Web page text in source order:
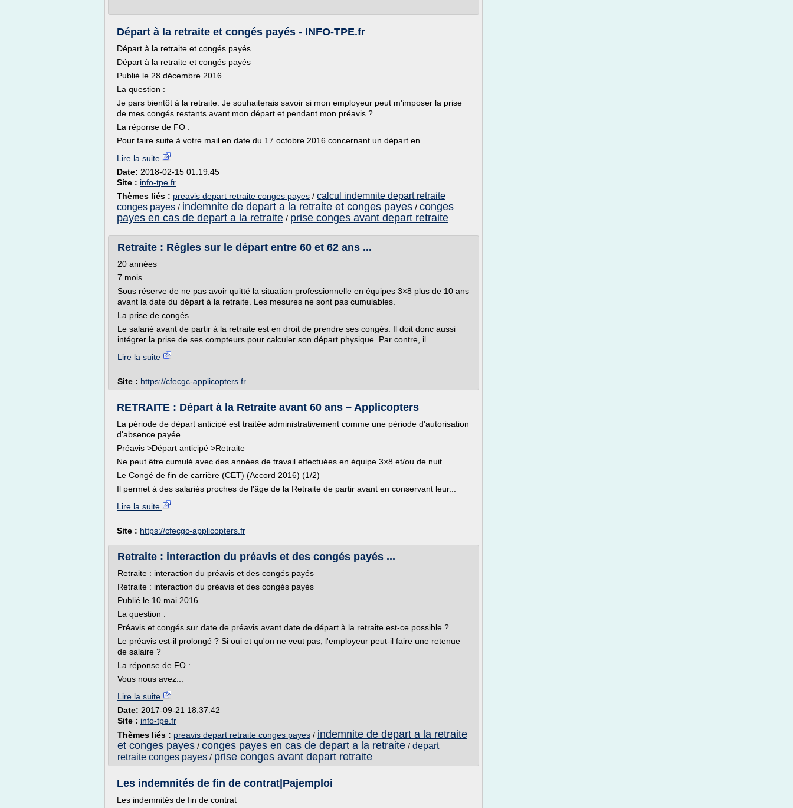
Départ à la retraite et congés payés - INFO-TPE.fr
Départ à la retraite et congés payés
Départ à la retraite et congés payés
Publié le 28 décembre 2016
La question :
Je pars bientôt à la retraite. Je souhaiterais savoir si mon employeur peut m'imposer la prise
de mes congés restants avant mon départ et pendant mon préavis ?
La réponse de FO :
Pour faire suite à votre mail en date du 17 octobre 2016 concernant un départ en...
Lire la suite
Date: 2018-02-15 01:19:45
Site : info-tpe.fr
Thèmes liés : preavis depart retraite conges payes / calcul indemnite depart retraite
conges payes / indemnite de depart a la retraite et conges payes / conges
payes en cas de depart a la retraite / prise conges avant depart retraite
Retraite : Règles sur le départ entre 60 et 62 ans ...
20 années
7 mois
Sous réserve de ne pas avoir quitté la situation professionnelle en équipes 3×8 plus de 10 ans
avant la date du départ à la retraite. Les mesures ne sont pas cumulables.
La prise de congés
Le salarié avant de partir à la retraite est en droit de prendre ses congés. Il doit donc aussi
intégrer la prise de ses compteurs pour calculer son départ physique. Par contre, il...
Lire la suite
Site : https://cfecgc-applicopters.fr
RETRAITE : Départ à la Retraite avant 60 ans – Applicopters
La période de départ anticipé est traitée administrativement comme une période d'autorisation
d'absence payée.
Préavis >Départ anticipé >Retraite
Ne peut être cumulé avec des années de travail effectuées en équipe 3×8 et/ou de nuit
Le Congé de fin de carrière (CET) (Accord 2016) (1/2)
Il permet à des salariés proches de l'âge de la Retraite de partir avant en conservant leur...
Lire la suite
Site : https://cfecgc-applicopters.fr
Retraite : interaction du préavis et des congés payés ...
Retraite : interaction du préavis et des congés payés
Retraite : interaction du préavis et des congés payés
Publié le 10 mai 2016
La question :
Préavis et congés sur date de préavis avant date de départ à la retraite est-ce possible ?
Le préavis est-il prolongé ? Si oui et qu'on ne veut pas, l'employeur peut-il faire une retenue
de salaire ?
La réponse de FO :
Vous nous avez...
Lire la suite
Date: 2017-09-21 18:37:42
Site : info-tpe.fr
Thèmes liés : preavis depart retraite conges payes / indemnite de depart a la retraite
et conges payes / conges payes en cas de depart a la retraite / depart
retraite conges payes / prise conges avant depart retraite
Les indemnités de fin de contrat|Pajemploi
Les indemnités de fin de contrat